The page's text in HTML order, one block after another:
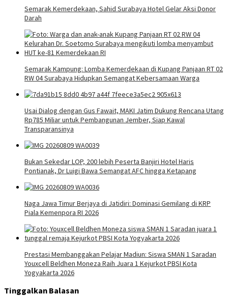
Semarak Kemerdekaan, Sahid Surabaya Hotel Gelar Aksi Donor
Darah
Semarak Kampung: Lomba Kemerdekaan di Kupang Panjaan RT 02
RW 04 Surabaya Hidupkan Semangat Kebersamaan Warga
Usai Dialog dengan Gus Fawait, MAKI Jatim Dukung Rencana Utang
Rp785 Miliar untuk Pembangunan Jember, Siap Kawal
Transparansinya
Bukan Sekedar LOP, 200 lebih Peserta Banjiri Hotel Haris
Pontianak, Dr Luigi Bawa Semangat AFC hingga Ketapang
Naga Jawa Timur Berjaya di Jatidiri: Dominasi Gemilang di KRP
Piala Kemenpora RI 2026
Prestasi Membanggakan Pelajar Madiun: Siswa SMAN 1 Saradan
Youxcell Beldhen Moneza Raih Juara 1 Kejurkot PBSI Kota
Yogyakarta 2026
Tinggalkan Balasan